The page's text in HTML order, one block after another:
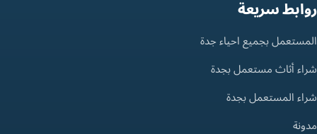
روابط سريعة
المستعمل بجميع احياء جدة
شراء أثاث مستعمل بجدة
شراء المستعمل بجدة
مدونة